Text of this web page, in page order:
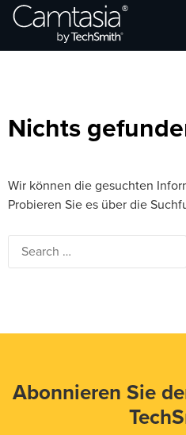
Direkt
zumBrowse Categories
Nichts
Wir können die gesuchten
Probieren Sie es über die
Abonnieren Sie